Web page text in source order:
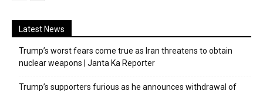
Latest News
Trump’s worst fears come true as Iran threatens to obtain
nuclear weapons | Janta Ka Reporter
Trump’s supporters furious as he announces withdrawal of